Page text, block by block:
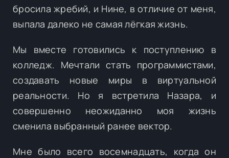
бросила жребий, и Нине, в отличие от меня,
выпала далеко не самая лёгкая жизнь.
Мы вместе готовились к поступлению в
колледж. Мечтали стать программистами,
создавать новые миры в виртуальной
реальности. Но я встретила Назара, и
совершенно неожиданно моя жизнь
сменила выбранный ранее вектор.
Мне было всего восемнадцать, когда он